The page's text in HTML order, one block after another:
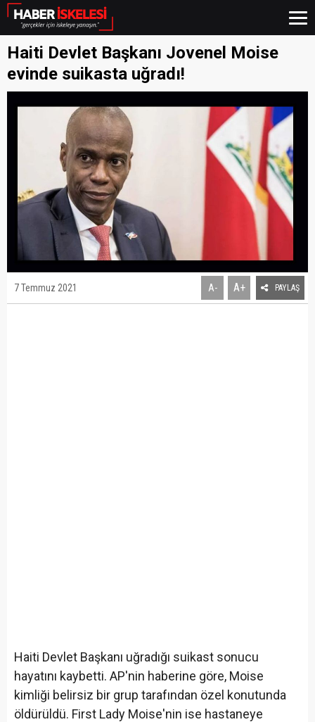
Haiti Devlet Başkanı Jovenel Moise
evinde suikasta uğradı!
7 Temmuz 2021 A- A+ PAYLAŞ
Haiti Devlet Başkanı uğradığı suikast sonucu
hayatını kaybetti. AP'nin haberine göre, Moise
kimliği belirsiz bir grup tarafından özel konutunda
öldürüldü. First Lady Moise'nin ise hastaneye